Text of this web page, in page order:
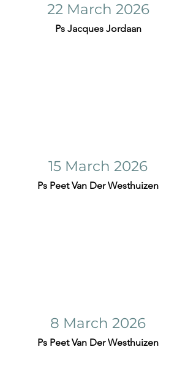
22 March 2026
Ps Jacques Jordaan
15 March 2026
Ps Peet Van Der Westhuizen
8 March 2026
Ps Peet Van Der Westhuizen